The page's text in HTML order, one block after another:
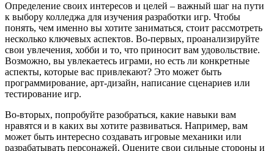
Определение своих интересов и целей – важный шаг на пути
к выбору колледжа для изучения разработки игр. Чтобы
понять, чем именно вы хотите заниматься, стоит рассмотреть
несколько ключевых аспектов. Во-первых, проанализируйте
свои увлечения, хобби и то, что приносит вам удовольствие.
Возможно, вы увлекаетесь играми, но есть ли конкретные
аспекты, которые вас привлекают? Это может быть
программирование, арт-дизайн, написание сценариев или
тестирование игр.
Во-вторых, попробуйте разобраться, какие навыки вам
нравятся и в каких вы хотите развиваться. Например, вам
может быть интересно создавать игровые механики или
разрабатывать персонажей. Оцените свои сильные стороны и